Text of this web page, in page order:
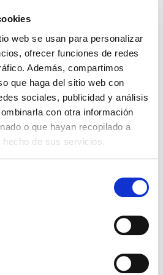
web se usan para personalizar
ofrecer funciones de redes
Además, compartimos
que haga del sitio web con
sociales, publicidad y análisis
con otra información
o que hayan recopilado a
de sus servicios.
este
El Pacto matrimonial